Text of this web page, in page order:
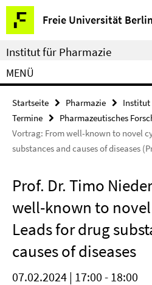
Springe
direkt
zu
Inhalt
Freie Universität Berlin
Service-
Navigation
Institut für Pharmazie
MENÜ
Startseite Pharmazie Institut
Termine
Pharmazeutisches
Vortrag: From well-known to novel
substances and causes of diseases
Prof. Dr. Timo
well-known to
Leads for drug
causes of diseases
07.02.2024 | 17:00 - 18:00